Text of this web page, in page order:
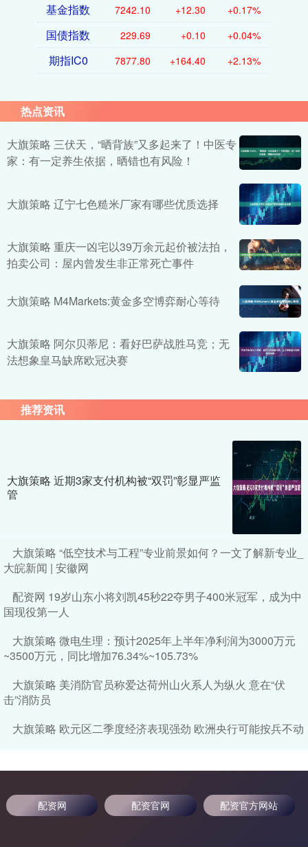
基金指数 7242.10 +12.30 +0.17%
国债指数 229.69 +0.10 +0.04%
期指IC0 7877.80 +164.40 +2.13%
热点资讯
大旗策略 三伏天，“晒背族”又多起来了！中医专
家：有一定养生依据，晒错也有风险！
大旗策略 辽宁七色糙米厂家有哪些优质选择
大旗策略 重庆一凶宅以39万余元起价被法拍，
拍卖公司：屋内曾发生非正常死亡事件
大旗策略 M4Markets:黄金多空博弈耐心等待
大旗策略 阿尔贝蒂尼：看好巴萨战胜马竞；无
法想象皇马缺席欧冠决赛
推荐资讯
大旗策略 近期3家支付机构被“双罚”彰显严监
管
大旗策略 “低空技术与工程”专业前景如何？一文了解新专业_
大皖新闻 | 安徽网
配资网 19岁山东小将刘凯45秒22夺男子400米冠军，成为中
国现役第一人
大旗策略 微电生理：预计2025年上半年净利润为3000万元
~3500万元，同比增加76.34%~105.73%
大旗策略 美消防官员称爱达荷州山火系人为纵火 意在“伏
击”消防员
大旗策略 欧元区二季度经济表现强劲 欧洲央行可能按兵不动
配资网 配资官网 配资官方网站